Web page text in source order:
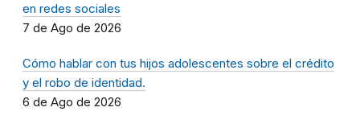
en redes sociales
7 de Ago de 2026
Cómo hablar con tus hijos adolescentes sobre el crédito
y el robo de identidad.
6 de Ago de 2026